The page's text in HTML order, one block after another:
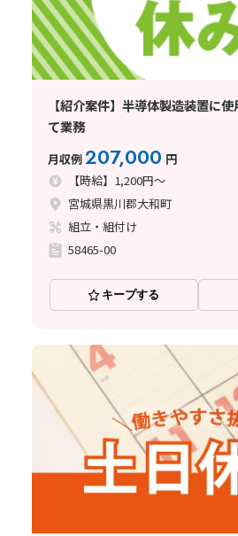
【紹介案件】半導体製造装置に
て業務
月収例207,000 円
【時給】1,200円～
宮城県黒川郡大和町
組立・組付け
58465-00
キープする